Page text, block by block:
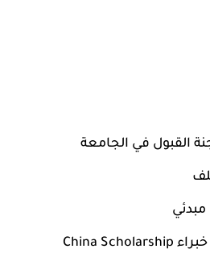
القبول في الجامعة
الاختيار النهائي من خبراء China Scholarship